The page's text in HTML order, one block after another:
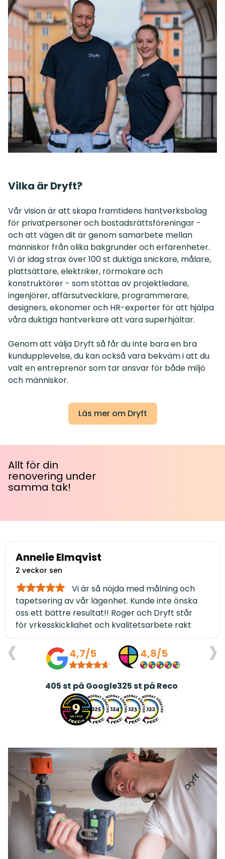
Vilka är Dryft?
Vår vision är att skapa framtidens hantverksbolag
för privatpersoner och bostadsrättsföreningar -
och att vägen dit är genom samarbete mellan
människor från olika bakgrunder och erfarenheter.
Vi är idag strax över 100 st duktigasnickare, målare,
plattsättare, elektriker, rörmokare och
konstruktörer - som stöttas av projektledare,
ingenjörer, affärsutvecklare, programmerare,
designers, ekonomer och HR-experter för att hjälpa
våra duktiga hantverkare att vara superhjältar.
Genom att välja Dryft så får du inte bara en bra
kundupplevelse, du kan också vara bekväm i att du
valt en entreprenör som tar ansvar för både miljö
och människor.
Läs mer om Dryft
Allt för din
renovering under
samma tak!
Annelie Elmqvist
2 veckor sen
Vi är så nöjda med målning och
tapetsering av vår lägenhet. Kunde inte önska
oss ett bättre resultat!! Roger och Dryft står
för yrkesskicklighet och kvalitetsarbete rakt
och är genomtrevliga i alla led. TACK ❤️/Annelie
och Jerry Elmqvist
‹ ›
4,7/5
405st på Google
4,8/5
325st på Reco